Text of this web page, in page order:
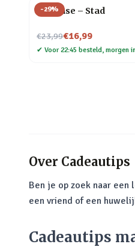
-29%
Flip Vase – Stad
€23,99
Nu voor€16,99
✔ Voor 22:45 besteld, morgen
Over Cadeautips
Ben je op zoek naar
een vriend of een
Cadeautips